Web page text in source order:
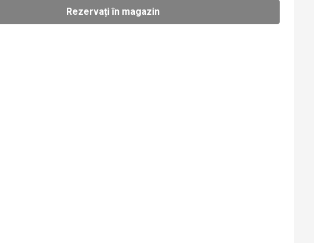
Rezervați în magazin